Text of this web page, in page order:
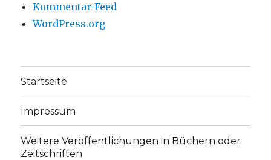
Kommentar-Feed
WordPress.org
Startseite
Impressum
Weitere Veröffentlichungen in Büchern oder
Zeitschriften